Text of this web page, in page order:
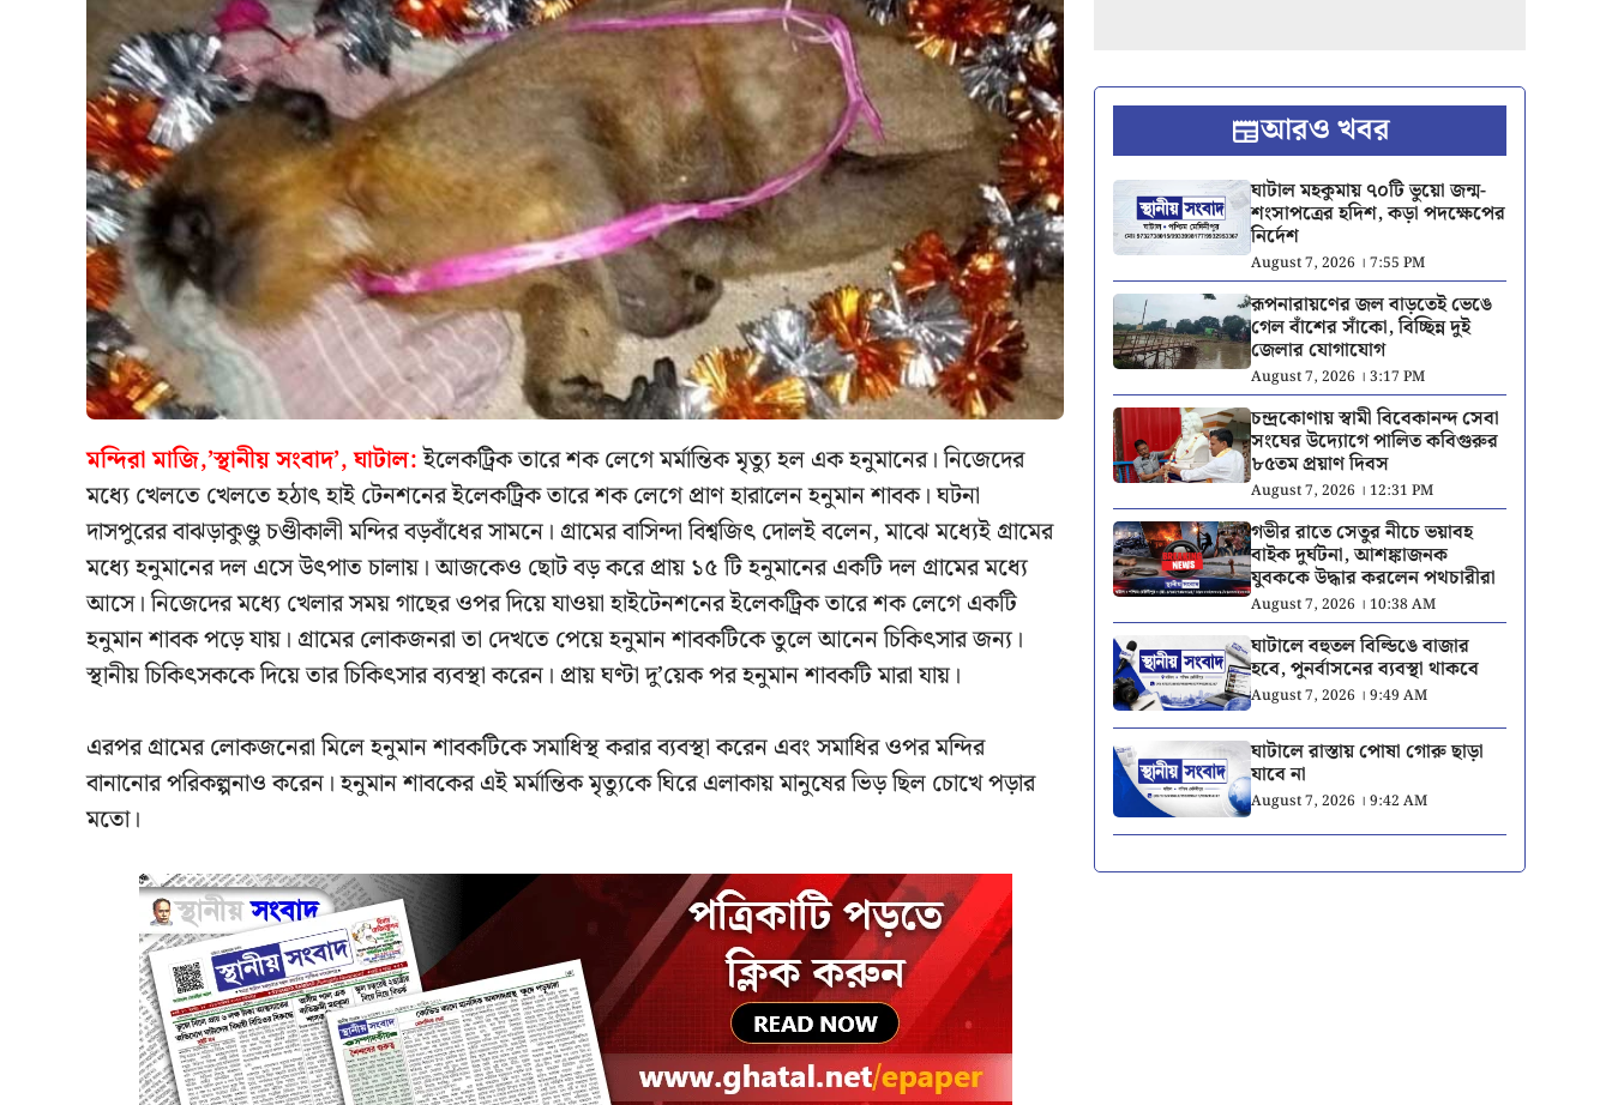
মন্দিরা মাজি,’স্থানীয় সংবাদ’, ঘাটাল:ইলেকট্রিক তারে শক লেগে মর্মান্তিক মৃত্যু হল এক হনুমানের। নিজেদের
মধ্যে খেলতে খেলতে হঠাৎ হাই টেনশনের ইলেকট্রিক তারে শক লেগে প্রাণ হারালেন হনুমান শাবক। ঘটনা
দাসপুরের বাঝড়াকুণ্ডু চণ্ডীকালী মন্দির বড়বাঁধের সামনে। গ্ৰামের বাসিন্দা বিশ্বজিৎ দোলই বলেন, মাঝে মধ্যেই গ্ৰামের
মধ্যে হনুমানের দল এসে উৎপাত চালায়। আজকেও ছোট বড় করে প্রায় ১৫ টি হনুমানের একটি দল গ্রামের মধ্যে
আসে। নিজেদের মধ্যে খেলার সময় গাছের ওপর দিয়ে যাওয়া হাইটেনশনের ইলেকট্রিক তারে শক লেগে একটি
হনুমান শাবক পড়ে যায়। গ্রামের লোকজনরা তা দেখতে পেয়ে হনুমান শাবকটিকে তুলে আনেন চিকিৎসার জন্য।
স্থানীয় চিকিৎসককে দিয়ে তার চিকিৎসার ব্যবস্থা করেন। প্রায় ঘণ্টা দু’য়েক পর হনুমান শাবকটি মারা যায়।
এরপর গ্রামের লোকজনেরা মিলে হনুমান শাবকটিকে সমাধিস্থ করার ব্যবস্থা করেন এবং সমাধির ওপর মন্দির
বানানোর পরিকল্পনাও করেন। হনুমান শাবকের এই মর্মান্তিক মৃত্যুকে ঘিরে এলাকায় মানুষের ভিড় ছিল চোখে পড়ার
মতো।
আরও খবর
ঘাটাল মহকুমায় ৭০টি ভুয়ো জন্ম-
শংসাপত্রের হদিশ, কড়া পদক্ষেপের
নির্দেশ
August 7, 2026 । 7:55 PM
রূপনারায়ণের জল বাড়তেই ভেঙে
গেল বাঁশের সাঁকো, বিচ্ছিন্ন দুই
জেলার যোগাযোগ
August 7, 2026 । 3:17 PM
চন্দ্রকোণায় স্বামী বিবেকানন্দ সেবা
সংঘের উদ্যোগে পালিত কবিগুরুর
৮৫তম প্রয়াণ দিবস
August 7, 2026 । 12:31 PM
গভীর রাতে সেতুর নীচে ভয়াবহ
বাইক দুর্ঘটনা, আশঙ্কাজনক
যুবককে উদ্ধার করলেন পথচারীরা
August 7, 2026 । 10:38 AM
ঘাটালে বহুতল বিল্ডিঙে বাজার
হবে, পুনর্বাসনের ব্যবস্থা থাকবে
August 7, 2026 । 9:49 AM
ঘাটালে রাস্তায় পোষা গোরু ছাড়া
যাবে না
August 7, 2026 । 9:42 AM